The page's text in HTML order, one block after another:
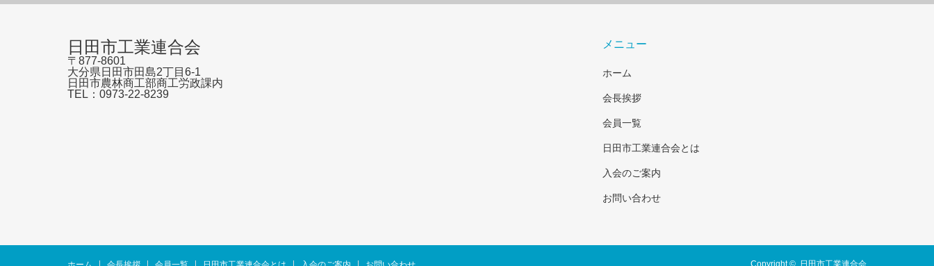
日田市工業連合会
〒877-8601
大分県日田市田島2丁目6-1
日田市農林商工部商工労政課内
TEL：0973-22-8239
メニュー
ホーム
会長挨拶
会員一覧
日田市工業連合会とは
入会のご案内
お問い合わせ
Copyright © 日田市工業連合会